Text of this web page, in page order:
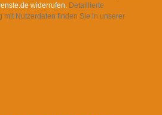
widerrufen. Detaillierte
mit Nutzerdaten finden Sie in unserer